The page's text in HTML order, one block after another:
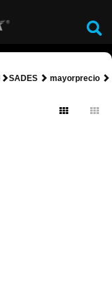
SADES
mayorprecio